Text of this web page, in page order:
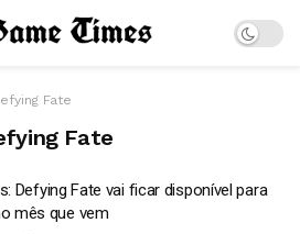
Fate
Fate
Defying Fate vai ficar disponível para
mês que vem